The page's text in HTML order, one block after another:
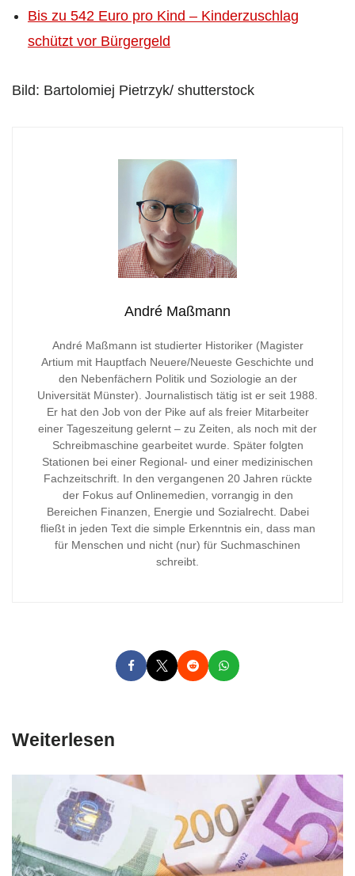
Bis zu 542 Euro pro Kind – Kinderzuschlag
schützt vor Bürgergeld
Bild: Bartolomiej Pietrzyk/ shutterstock
André Maßmann
André Maßmann ist studierter Historiker (Magister
Artium mit Hauptfach Neuere/Neueste Geschichte und
den Nebenfächern Politik und Soziologie an der
Universität Münster). Journalistisch tätig ist er seit 1988.
Er hat den Job von der Pike auf als freier Mitarbeiter
einer Tageszeitung gelernt – zu Zeiten, als noch mit der
Schreibmaschine gearbeitet wurde. Später folgten
Stationen bei einer Regional- und einer medizinischen
Fachzeitschrift. In den vergangenen 20 Jahren rückte
der Fokus auf Onlinemedien, vorrangig in den
Bereichen Finanzen, Energie und Sozialrecht. Dabei
fließt in jeden Text die simple Erkenntnis ein, dass man
für Menschen und nicht (nur) für Suchmaschinen
schreibt.
Weiterlesen